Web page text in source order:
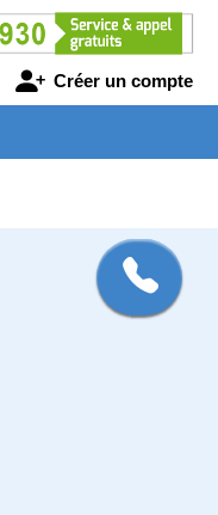
Créer un compte